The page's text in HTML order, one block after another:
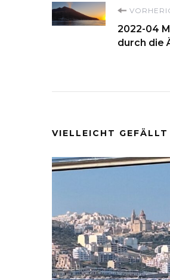
2022-04
durch die
VIELLEICHT